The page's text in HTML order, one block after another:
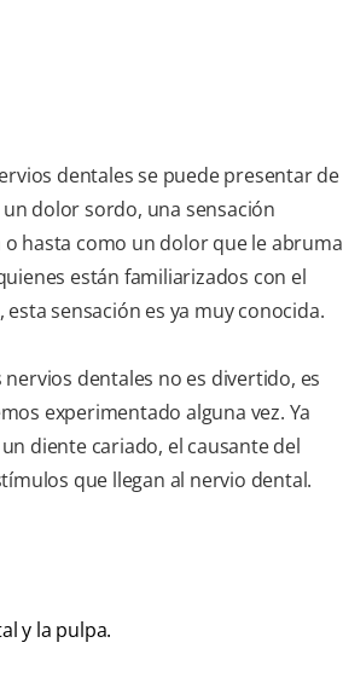
dentales se puede presentar de
dolor sordo, una sensación
hasta como un dolor que le abruma
están familiarizados con el
sensación es ya muy conocida.
dentales no es divertido, es
experimentado alguna vez. Ya
diente cariado, el causante del
que llegan al nervio dental.
y la pulpa.